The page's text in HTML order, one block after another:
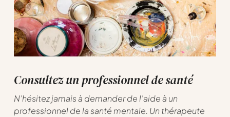
Consultez un professionnel de santé
N’hésitez jamais à demander de l’aide à un
professionnel de la santé mentale. Un thérapeute